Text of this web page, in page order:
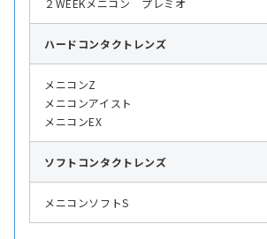
２WEEKメニコン プレミオ
ハード コンタクトレンズ
メニコンZ
メニコンアイスト
メニコンEX
ソフト コンタクトレンズ
メニコンソフトS